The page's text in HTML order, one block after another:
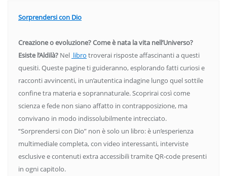
Sorprendersi con Dio
Creazione o evoluzione? Come è nata la vita nell’Universo?
Esiste l’Aldilà? Nel libro troverai risposte affascinanti a questi
quesiti. Queste pagine ti guideranno, esplorando fatti curiosi e
racconti avvincenti, in un’autentica indagine lungo quel sottile
confine tra materia e soprannaturale. Scoprirai così come
scienza e fede non siano affatto in contrapposizione, ma
convivano in modo indissolubilmente intrecciato.
“Sorprendersi con Dio” non è solo un libro: è un’esperienza
multimediale completa, con video interessanti, interviste
esclusive e contenuti extra accessibili tramite QR-code presenti
in ogni capitolo.